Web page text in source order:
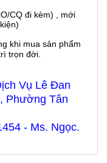
CQ đi kèm) , mới
khi mua sản phẩm
trọn đời.
Vụ Lê Đan
Phường Tân
- Ms. Ngọc.